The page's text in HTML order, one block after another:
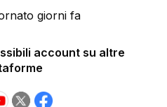
giorni fa
account su altre